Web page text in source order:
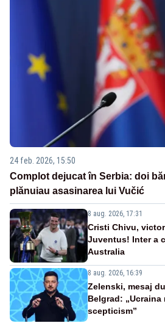
24 feb. 2026, 15:50
Complot dejucat în Serbia: doi
plănuiau asasinarea lui Vučić
8 aug. 2026, 17:31
Cristi Chivu,
Juventus! Inter a
Australia
8 aug. 2026, 16:39
Zelenski, mesaj
Belgrad:
scepticism”